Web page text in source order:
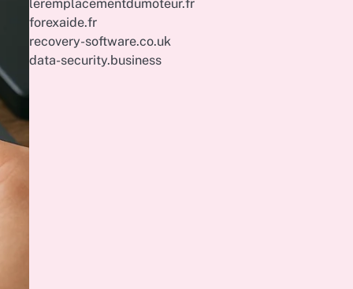
leremplacementdumoteur.fr
forexaide.fr
recovery-software.co.uk
data-security.business